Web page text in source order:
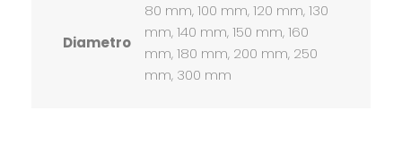
Diametro
80 mm, 100 mm, 120 mm, 130
mm, 140 mm, 150 mm, 160
mm, 180 mm, 200 mm, 250
mm, 300 mm